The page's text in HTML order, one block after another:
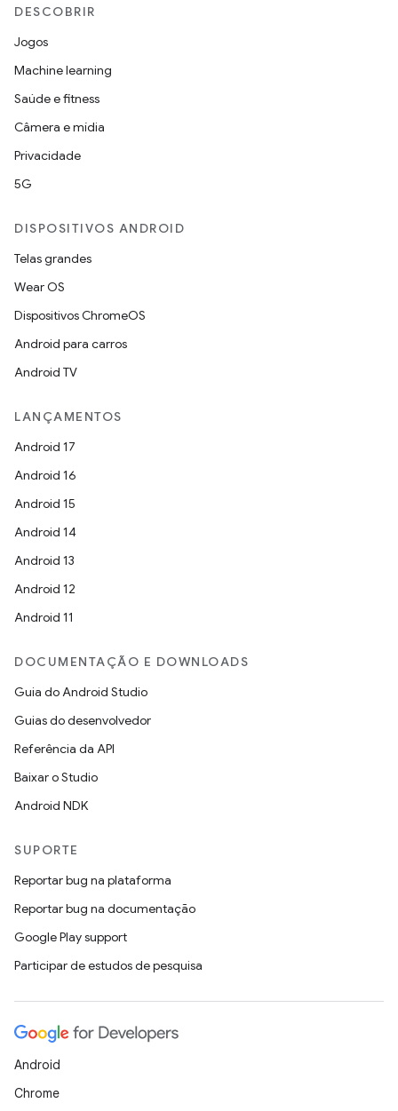
DESCOBRIR
Jogos
Machine learning
Saúde e fitness
Câmera e mídia
Privacidade
5G
DISPOSITIVOS ANDROID
Telas grandes
Wear OS
Dispositivos ChromeOS
Android para carros
Android TV
LANÇAMENTOS
Android 17
Android 16
Android 15
Android 14
Android 13
Android 12
Android 11
DOCUMENTAÇÃO E DOWNLOADS
Guia do Android Studio
Guias do desenvolvedor
Referência da API
Baixar o Studio
Android NDK
SUPORTE
Reportar bug na plataforma
Reportar bug na documentação
Google Play support
Participar de estudos de pesquisa
Android
Chrome